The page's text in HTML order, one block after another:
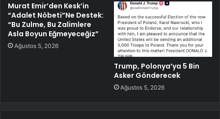
Murat Emir’den Kesk’in
“Adalet Nöbeti”Ne Destek:
“Bu Zulme, Bu Zalimlere
Asla Boyun Eğmeyeceğiz”
Ağustos 5, 2026
Trump, Polonya’ya 5 Bin
Asker Gönderecek
Ağustos 5, 2026